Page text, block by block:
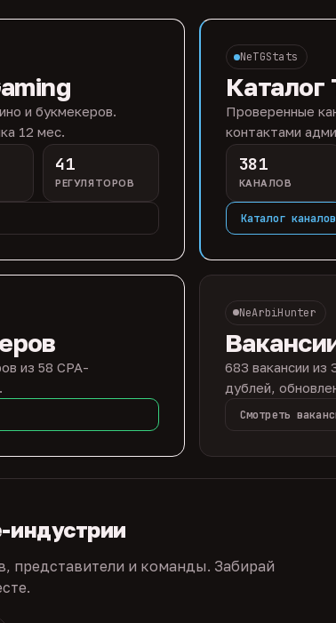
и букмекеров.
12 мес.
41
РЕГУЛЯТОРОВ
NeTGStats
Каталог
Проверенные
контактами
381
КАНАЛОВ
Каталог каналов
из 58 CPA-
NeArbiHunter
683 вакансии из
дублей,
Смотреть
индустрии
представители и команды. Забирай